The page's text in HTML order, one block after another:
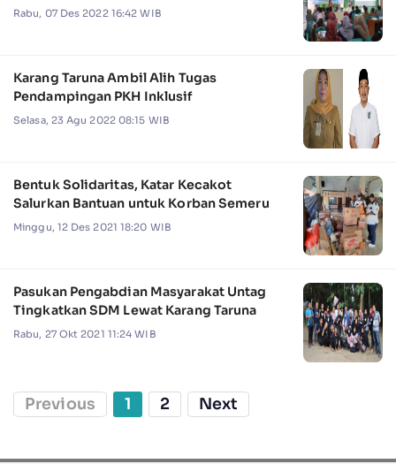
Rabu, 07 Des 2022 16:42 WIB
Karang Taruna Ambil Alih Tugas
Pendampingan PKH Inklusif
Selasa, 23 Agu 2022 08:15 WIB
Bentuk Solidaritas, Katar Kecakot
Salurkan Bantuan untuk Korban Semeru
Minggu, 12 Des 2021 18:20 WIB
Pasukan Pengabdian Masyarakat Untag
Tingkatkan SDM Lewat Karang Taruna
Rabu, 27 Okt 2021 11:24 WIB
Previous 1 2 Next